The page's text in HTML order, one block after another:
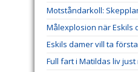
Motståndarkoll:
Målexplosion när Eskils
Eskils damer vill ta
Full fart i Matildas liv just